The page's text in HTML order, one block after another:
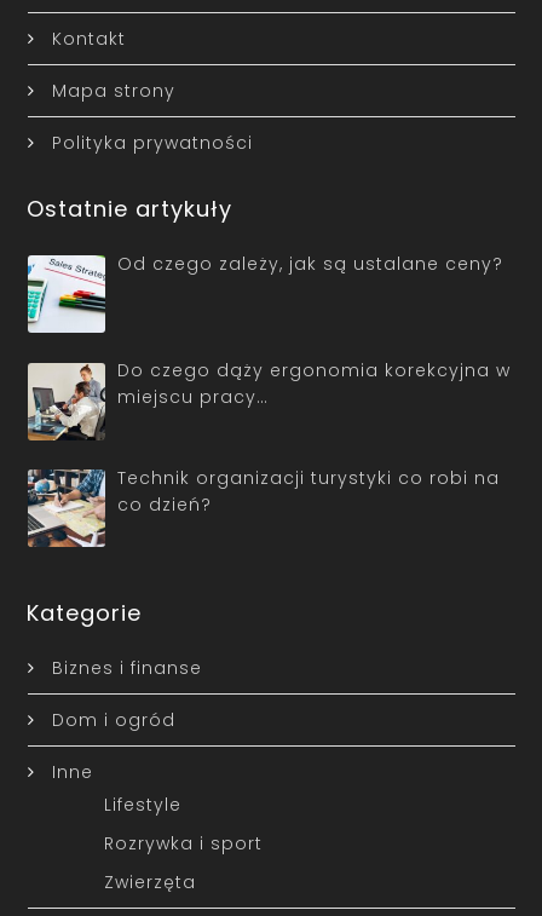
Kontakt
Mapa strony
Polityka prywatności
Ostatnie artykuły
Od czego zależy, jak są ustalane ceny?
Do czego dąży ergonomia korekcyjna w
miejscu pracy…
Technik organizacji turystyki co robi na
co dzień?
Kategorie
Biznes i finanse
Dom i ogród
Inne
Lifestyle
Rozrywka i sport
Zwierzęta